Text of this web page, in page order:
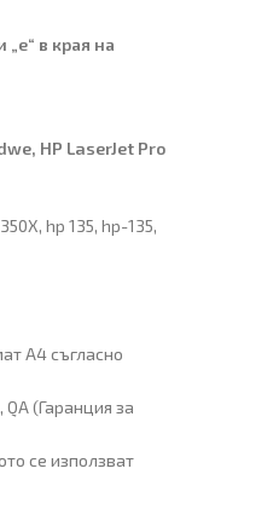
в края на
HP LaserJet Pro
hp 135, hp-135,
A4 съгласно
QA (Гаранция за
се използват